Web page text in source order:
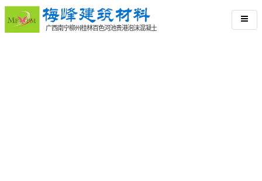
广西南宁柳州桂林百色河池贵港泡沫混凝土